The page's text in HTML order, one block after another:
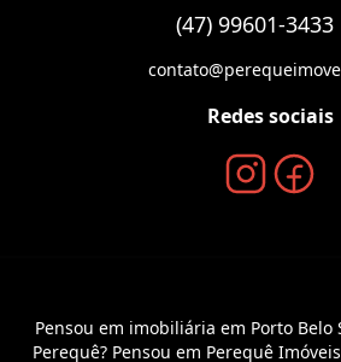
(47) 99601-3433
Redes sociais
Pensou em imobiliária em Porto Belo
Perequê? Pensou em Perequê